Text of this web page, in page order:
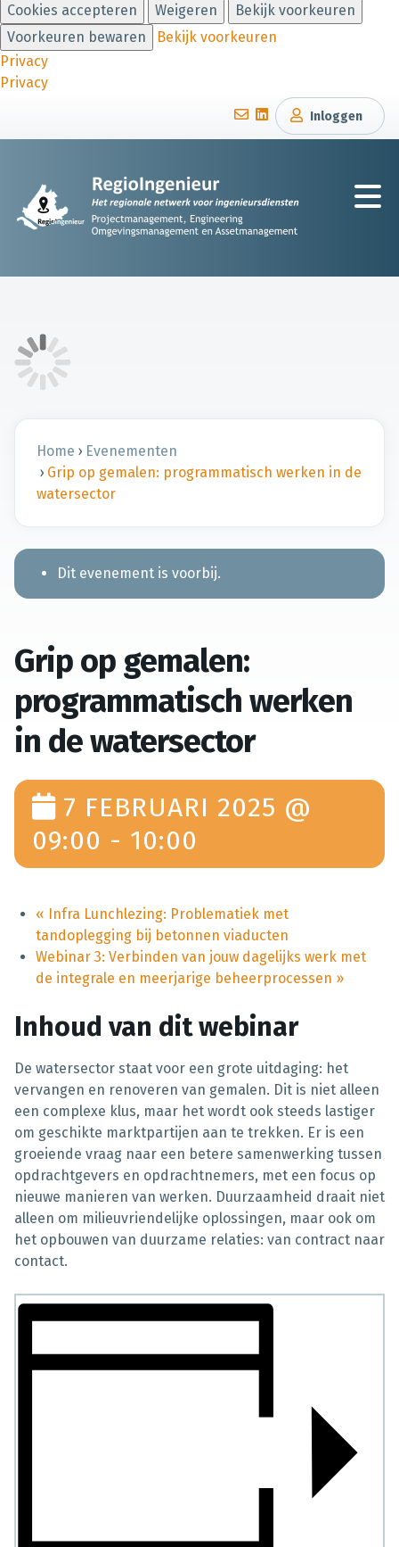
Cookies accepteren
Weigeren
Bekijk voorkeuren
Voorkeuren bewaren
Bekijk voorkeuren
Privacy
Privacy
Inloggen
Home › Evenementen
› Grip op gemalen: programmatisch werken in de
watersector
Dit evenement is voorbij.
Grip op gemalen:
programmatisch werken
in de watersector
7 FEBRUARI 2025 @
09:00 - 10:00
« Infra Lunchlezing: Problematiek met
tandoplegging bij betonnen viaducten
Webinar 3: Verbinden van jouw dagelijks werk met
de integrale en meerjarige beheerprocessen »
Inhoud van dit webinar
De watersector staat voor een grote uitdaging: het
vervangen en renoveren van gemalen. Dit is niet alleen
een complexe klus, maar het wordt ook steeds lastiger
om geschikte marktpartijen aan te trekken. Er is een
groeiende vraag naar een betere samenwerking tussen
opdrachtgevers en opdrachtnemers, met een focus op
nieuwe manieren van werken. Duurzaamheid draait niet
alleen om milieuvriendelijke oplossingen, maar ook om
het opbouwen van duurzame relaties: van contract naar
contact.